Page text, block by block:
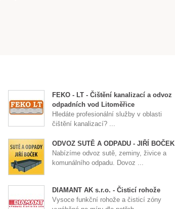
FEKO - LT - Čištění kanalizací a odvoz
odpadních vod Litoměřice
Hledáte profesionální služby v oblasti
čištění kanalizací? ...
ODVOZ SUTĚ A ODPADU - JIŘÍ BOČEK
Nabízíme odvoz sutě, zeminy, živice a
komunálního odpadu. Dovoz ...
DIAMANT AK s.r.o. - Čisticí rohože
Vysoce funkční rohože a čisticí zóny